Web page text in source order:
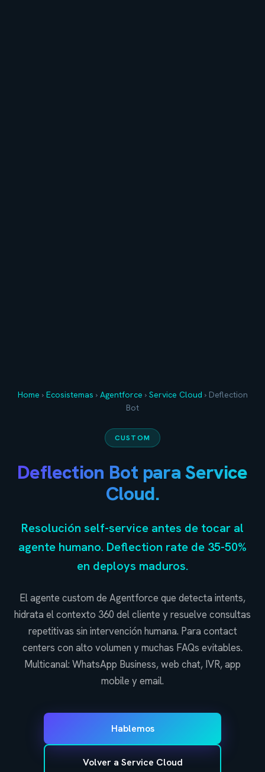
Home › Ecosistemas › Agentforce › Service Cloud › Deflection
Bot
CUSTOM
Deflection Bot para Service
Cloud.
Resolución self-service antes de tocar al
agente humano. Deflection rate de 35-50%
en deploys maduros.
El agente custom de Agentforce que detecta intents,
hidrata el contexto 360 del cliente y resuelve consultas
repetitivas sin intervención humana. Para contact
centers con alto volumen y muchas FAQs evitables.
Multicanal: WhatsApp Business, web chat, IVR, app
mobile y email.
Hablemos
Volver a Service Cloud